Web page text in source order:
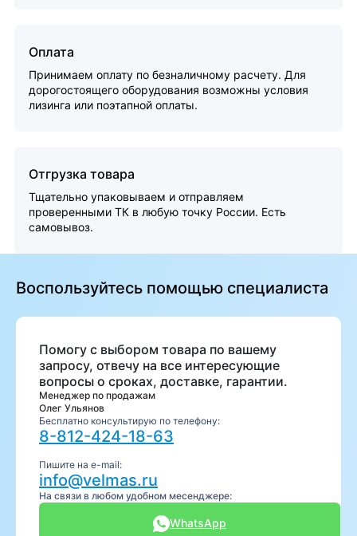
Оплата
Принимаем оплату по безналичному расчету. Для
дорогостоящего оборудования возможны условия
лизинга или поэтапной оплаты.
Отгрузка товара
Тщательно упаковываем и отправляем
проверенными ТК в любую точку России. Есть
самовывоз.
Воспользуйтесь помощью специалиста
Помогу с выбором товара по вашему
запросу, отвечу на все интересующие
вопросы о сроках, доставке, гарантии.
Менеджер по продажам
Олег Ульянов
Бесплатно консультирую по телефону:
8-812-424-18-63
Пишите на e-mail:
info@velmas.ru
На связи в любом удобном месенджере:
WhatsApp